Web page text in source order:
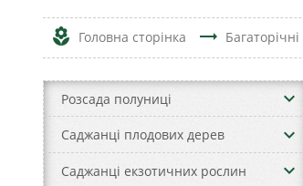
local_florist Головна сторінка trending_flat
Розсада полуниці keyboard_arrow_down
Саджанці плодових дерев keyboard_arrow_down
Саджанці екзотичних рослин keyboard_arrow_down